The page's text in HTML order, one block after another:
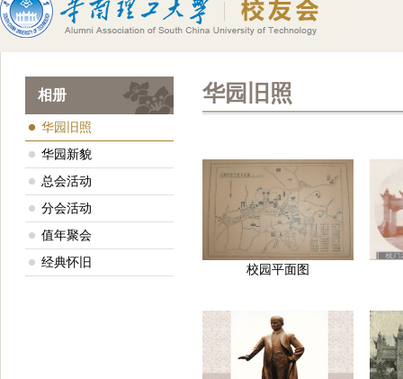
相册
华园旧照
华园新貌
总会活动
分会活动
值年聚会
经典怀旧
华园旧照
校园平面图